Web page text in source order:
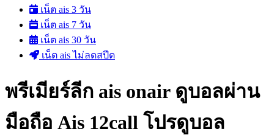
เน็ต ais 3 วัน
เน็ต ais 7 วัน
เน็ต ais 30 วัน
เน็ต ais ไม่ลดสปีด
พรีเมียร์ลีก ais onair ดูบอลผ่าน
มือถือ Ais 12call โปรดูบอล